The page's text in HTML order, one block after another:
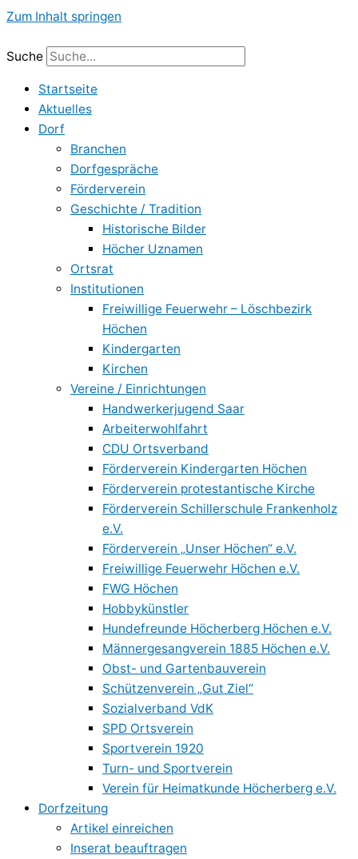
Zum Inhalt springen
Suche
Startseite
Aktuelles
Dorf
Branchen
Dorfgespräche
Förderverein
Geschichte / Tradition
Historische Bilder
Höcher Uznamen
Ortsrat
Institutionen
Freiwillige Feuerwehr – Löschbezirk
Höchen
Kindergarten
Kirchen
Vereine / Einrichtungen
Handwerkerjugend Saar
Arbeiterwohlfahrt
CDU Ortsverband
Förderverein Kindergarten Höchen
Förderverein protestantische Kirche
Förderverein Schillerschule Frankenholz
e.V.
Förderverein „Unser Höchen“ e.V.
Freiwillige Feuerwehr Höchen e.V.
FWG Höchen
Hobbykünstler
Hundefreunde Höcherberg Höchen e.V.
Männergesangverein 1885 Höchen e.V.
Obst- und Gartenbauverein
Schützenverein „Gut Ziel“
Sozialverband VdK
SPD Ortsverein
Sportverein 1920
Turn- und Sportverein
Verein für Heimatkunde Höcherberg e.V.
Dorfzeitung
Artikel einreichen
Inserat beauftragen